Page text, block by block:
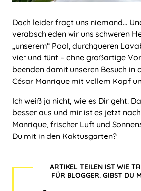
Doch leider fragt uns niemand…
verabschieden wir uns schweren
„unserem“ Pool, durchqueren
vier und fünf – ohne großartige
beenden damit unseren Besuch in
César Manrique mit vollem Kopf
Ich weiß ja nicht, wie es Dir geht.
besser aus und mir ist es jetzt
Manrique, frischer Luft und
Du mit in den Kaktusgarten?
ARTIKEL TEILEN IST WIE
FÜR BLOGGER. GIBST DU